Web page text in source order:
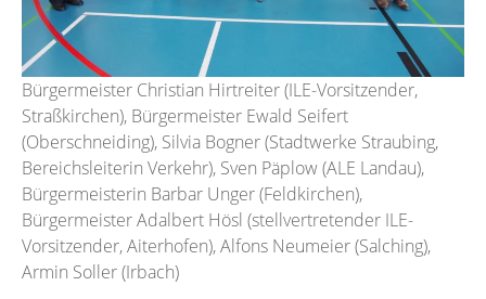
Bürgermeister Christian Hirtreiter (ILE-Vorsitzender,
Straßkirchen), Bürgermeister Ewald Seifert
(Oberschneiding), Silvia Bogner (Stadtwerke Straubing,
Bereichsleiterin Verkehr), Sven Päplow (ALE Landau),
Bürgermeisterin Barbar Unger (Feldkirchen),
Bürgermeister Adalbert Hösl (stellvertretender ILE-
Vorsitzender, Aiterhofen), Alfons Neumeier (Salching),
Armin Soller (Irbach)